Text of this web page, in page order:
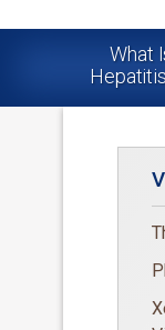
What